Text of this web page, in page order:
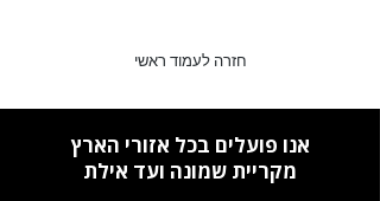
חזרה לעמוד ראשי
אנו פועלים בכל אזורי הארץ
מקריית שמונה ועד אילת